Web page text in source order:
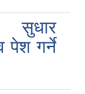
सुधार
पेश गर्ने